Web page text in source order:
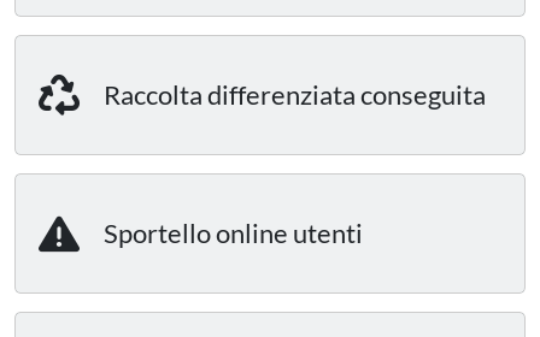
Raccolta differenziata conseguita
Sportello online utenti